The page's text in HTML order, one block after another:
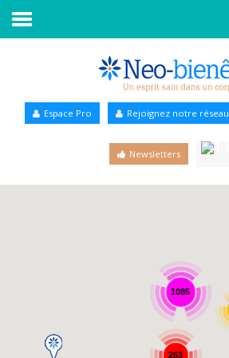
Annuaire Bien-être
Espace Pro Rejoignez notre réseau
Newsletters
1085
263